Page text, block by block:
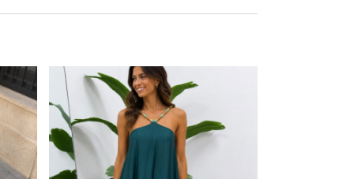
Este producto tiene múltiples variantes. Las opciones se pueden elegir en la página de producto